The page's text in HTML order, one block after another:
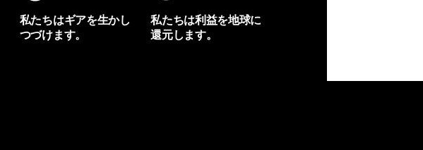
私たちはギアを生かし
つづけます。
私たちは利益を地球に
還元します。